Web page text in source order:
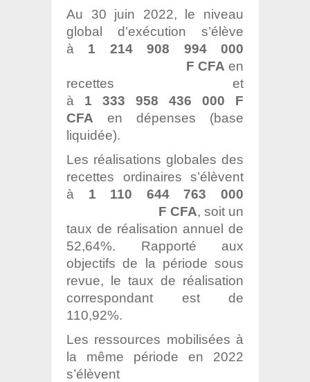
Au 30 juin 2022, le niveau
global d’exécution s’élève
à 1 214 908 994 000
F CFA en
recettes et
à 1 333 958 436 000 F
CFA en dépenses (base
liquidée).
Les réalisations globales des
recettes ordinaires s’élèvent
à 1 110 644 763 000
F CFA, soit un
taux de réalisation annuel de
52,64%. Rapporté aux
objectifs de la période sous
revue, le taux de réalisation
correspondant est de
110,92%.
Les ressources mobilisées à
la même période en 2022
s’élèvent